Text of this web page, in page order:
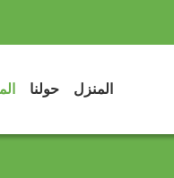
المنزل حولنا